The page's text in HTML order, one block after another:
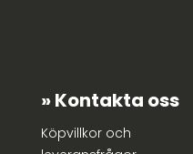
Kontakta oss
Köpvillkor och